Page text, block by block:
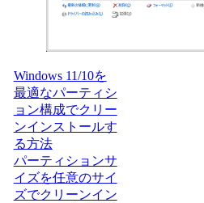
Windows 11/10を
最適なパーティシ
ョン構成でクリー
ンインストールす
る方法
パーティションサ
イズを任意のサイ
ズでクリーンイン